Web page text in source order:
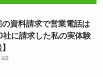
資料請求で営業電話は
社に請求した私の実体験
日